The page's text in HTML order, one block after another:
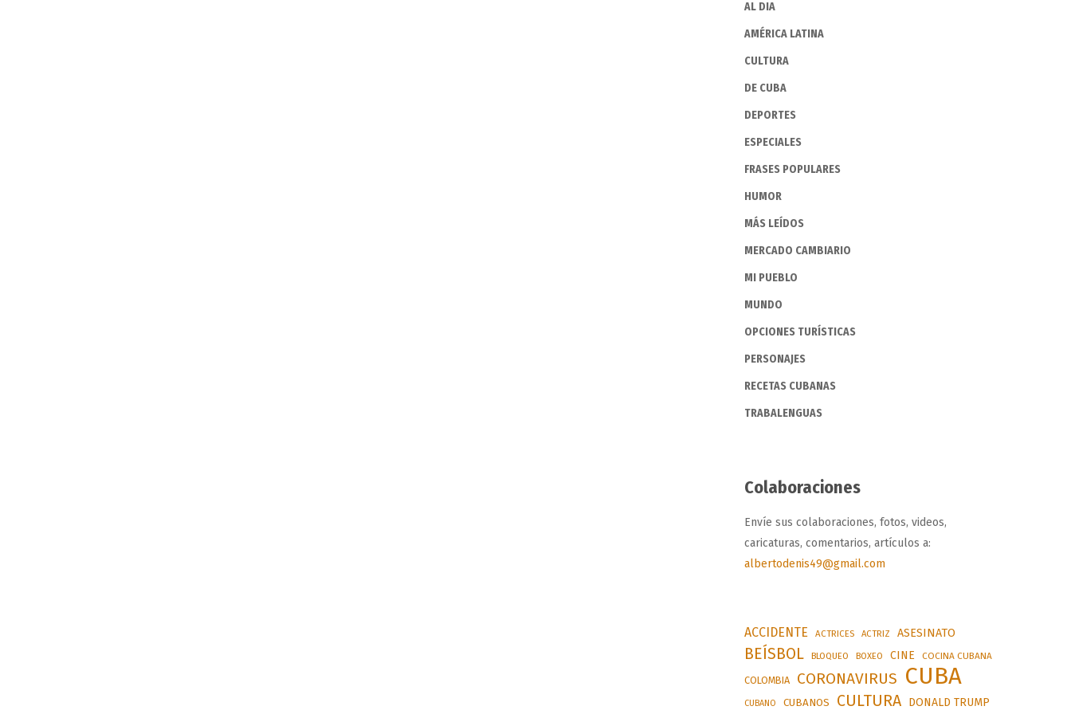
AL DIA
AMÉRICA LATINA
CULTURA
DE CUBA
DEPORTES
ESPECIALES
FRASES POPULARES
HUMOR
MÁS LEÍDOS
MERCADO CAMBIARIO
MI PUEBLO
MUNDO
OPCIONES TURÍSTICAS
PERSONAJES
RECETAS CUBANAS
TRABALENGUAS
Colaboraciones
Envíe sus colaboraciones, fotos, videos,
caricaturas, comentarios, artículos a:
albertodenis49@gmail.com
ACCIDENTE ACTRICES ACTRIZ ASESINATO
BEÍSBOL BLOQUEO BOXEO CINE COCINA CUBANA
COLOMBIA CORONAVIRUS CUBA
CUBANO CUBANOS CULTURA DONALD TRUMP